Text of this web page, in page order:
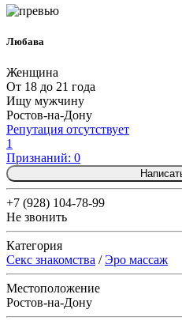
Любава
Женщина
От 18 до 21 года
Ищу мужчину
Ростов-на-Дону
Репутация отсутствует
1
Признаний: 0
+7 (928) 104-78-99
Не звонить
Категория
Секс знакомства /Эро массаж
Местоположение
Ростов-на-Дону